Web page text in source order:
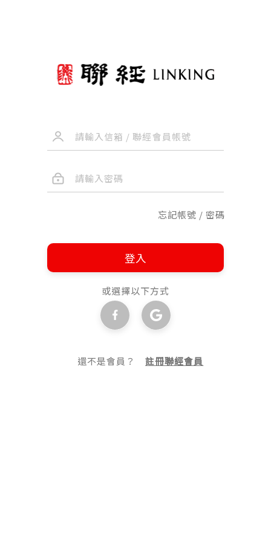
忘記帳號 / 密碼
登入
或選擇以下方式
還不是會員？註冊聯經會員